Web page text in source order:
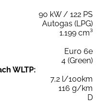
90 kW / 122 PS
Autogas (LPG)
1.199 cm³
Euro 6e
4 (Green)
WLTP:
7,2 l/100km
116 g/km
D